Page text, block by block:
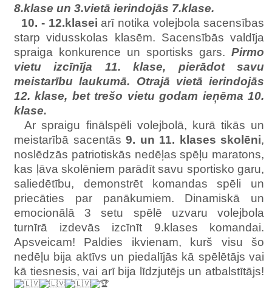
8.klase un 3.vietā ierindojās 7.klase.
10. - 12.klasei arī notika volejbola sacensības
starp vidusskolas klasēm. Sacensībās valdīja
spraiga konkurence un sportisks gars. Pirmo
vietu izcīnīja 11. klase, pierādot savu
meistarību laukumā. Otrajā vietā ierindojās
12. klase, bet trešo vietu godam ieņēma 10.
klase.
Ar spraigu finālspēli volejbolā, kurā tikās un
meistarībā sacentās 9. un 11. klases skolēni,
noslēdzās patriotiskās nedēļas spēļu maratons,
kas ļāva skolēniem parādīt savu sportisko garu,
saliedētību, demonstrēt komandas spēli un
priecāties par panākumiem. Dinamiskā un
emocionālā 3 setu spēlē uzvaru volejbola
turnīrā izdevās izcīnīt 9.klases komandai.
Apsveicam! Paldies ikvienam, kurš visu šo
nedēļu bija aktīvs un piedalījās kā spēlētājs vai
kā tiesnesis, vai arī bija līdzjutējs un atbalstītājs!